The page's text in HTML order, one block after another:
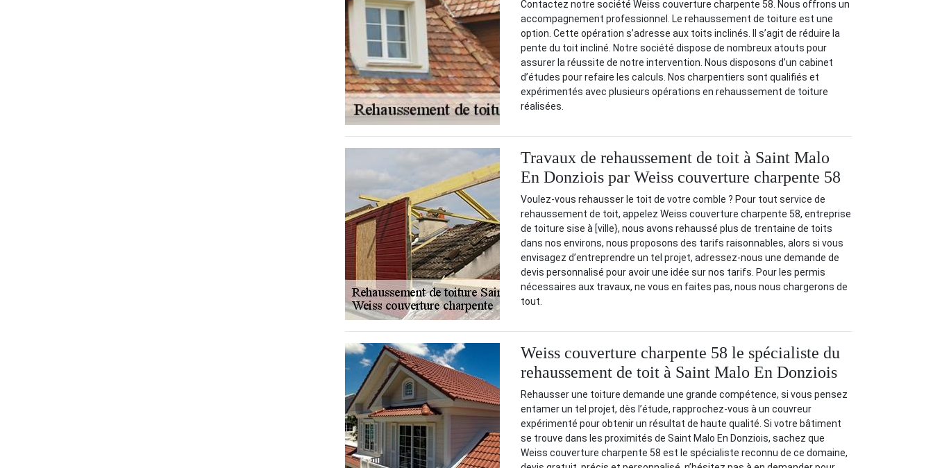
Contactez notre société Weiss couverture charpente 58. Nous offrons un
accompagnement professionnel. Le rehaussement de toiture est une
option. Cette opération s’adresse aux toits inclinés. Il s’agit de réduire la
pente du toit incliné. Notre société dispose de nombreux atouts pour
assurer la réussite de notre intervention. Nous disposons d’un cabinet
d’études pour refaire les calculs. Nos charpentiers sont qualifiés et
expérimentés avec plusieurs opérations en rehaussement de toiture
réalisées.
Travaux de rehaussement de toit à Saint Malo
En Donziois par Weiss couverture charpente 58
Voulez-vous rehausser le toit de votre comble ? Pour tout service de
rehaussement de toit, appelez Weiss couverture charpente 58, entreprise
de toiture sise à [ville}, nous avons rehaussé plus de trentaine de toits
dans nos environs, nous proposons des tarifs raisonnables, alors si vous
envisagez d’entreprendre un tel projet, adressez-nous une demande de
devis personnalisé pour avoir une idée sur nos tarifs. Pour les permis
nécessaires aux travaux, ne vous en faites pas, nous nous chargerons de
tout.
Weiss couverture charpente 58 le spécialiste du
rehaussement de toit à Saint Malo En Donziois
Rehausser une toiture demande une grande compétence, si vous pensez
entamer un tel projet, dès l’étude, rapprochez-vous à un couvreur
expérimenté pour obtenir un résultat de haute qualité. Si votre bâtiment
se trouve dans les proximités de Saint Malo En Donziois, sachez que
Weiss couverture charpente 58 est le spécialiste reconnu de ce domaine,